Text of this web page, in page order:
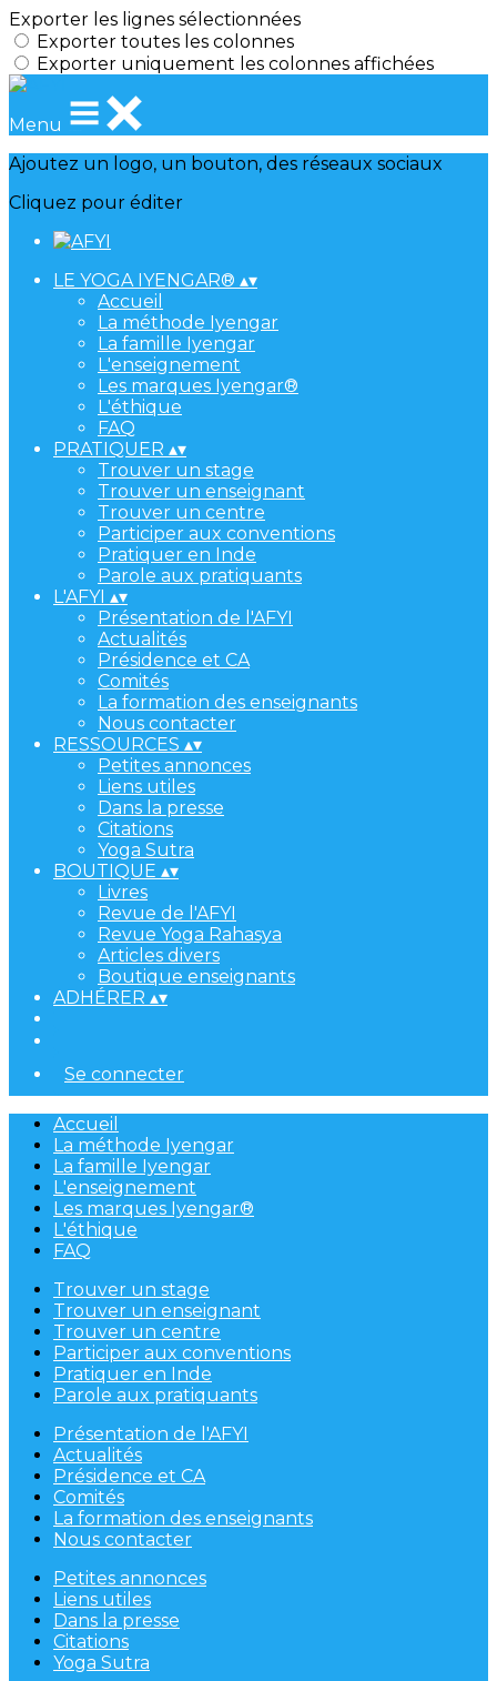
Exporter les lignes sélectionnées
Exporter toutes les colonnes
Exporter uniquement les colonnes affichées
Menu
Ajoutez un logo, un bouton, des réseaux sociaux
Cliquez pour éditer
LE YOGA IYENGAR® ▴▾
Accueil
La méthode Iyengar
La famille Iyengar
L'enseignement
Les marques Iyengar®
L'éthique
FAQ
PRATIQUER ▴▾
Trouver un stage
Trouver un enseignant
Trouver un centre
Participer aux conventions
Pratiquer en Inde
Parole aux pratiquants
L'AFYI ▴▾
Présentation de l'AFYI
Actualités
Présidence et CA
Comités
La formation des enseignants
Nous contacter
RESSOURCES ▴▾
Petites annonces
Liens utiles
Dans la presse
Citations
Yoga Sutra
BOUTIQUE ▴▾
Livres
Revue de l'AFYI
Revue Yoga Rahasya
Articles divers
Boutique enseignants
ADHÉRER ▴▾
Se connecter
Accueil
La méthode Iyengar
La famille Iyengar
L'enseignement
Les marques Iyengar®
L'éthique
FAQ
Trouver un stage
Trouver un enseignant
Trouver un centre
Participer aux conventions
Pratiquer en Inde
Parole aux pratiquants
Présentation de l'AFYI
Actualités
Présidence et CA
Comités
La formation des enseignants
Nous contacter
Petites annonces
Liens utiles
Dans la presse
Citations
Yoga Sutra